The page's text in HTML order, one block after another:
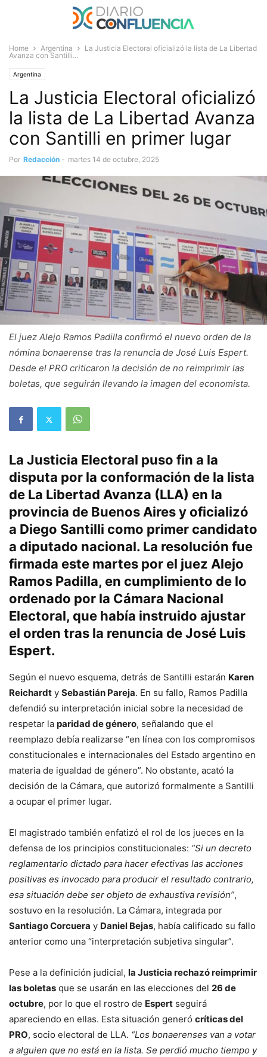
Home Argentina
La Justicia Electoral oficializó la lista de La Libertad
Avanza con Santilli...
Argentina
La Justicia Electoral oficializó
la lista de La Libertad Avanza
con Santilli en primer lugar
Por Redacción - martes 14 de octubre, 2025
El juez Alejo Ramos Padilla confirmó el nuevo orden de la
nómina bonaerense tras la renuncia de José Luis Espert.
Desde el PRO criticaron la decisión de no reimprimir las
boletas, que seguirán llevando la imagen del economista.
La Justicia Electoral puso fin a la
disputa por la conformación de la lista
de La Libertad Avanza (LLA) en la
provincia de Buenos Aires y oficializó
a Diego Santilli como primer candidato
a diputado nacional. La resolución fue
firmada este martes por el juez Alejo
Ramos Padilla, en cumplimiento de lo
ordenado por la Cámara Nacional
Electoral, que había instruido ajustar
el orden tras la renuncia deJosé Luis
Espert.
Según el nuevo esquema, detrás de Santilli estarán Karen
Reichardt y Sebastián Pareja. En su fallo, Ramos Padilla
defendió su interpretación inicial sobre la necesidad de
respetar la paridad de género, señalando que el
reemplazo debía realizarse “en línea con los compromisos
constitucionales e internacionales del Estado argentino en
materia de igualdad de género”. No obstante, acató la
decisión de la Cámara, que autorizó formalmente a Santilli
a ocupar el primer lugar.
El magistrado también enfatizó el rol de los jueces en la
defensa de los principios constitucionales: “Si un decreto
reglamentario dictado para hacer efectivas las acciones
positivas es invocado para producir el resultado contrario,
esa situación debe ser objeto de exhaustiva revisión”,
sostuvo en la resolución. La Cámara, integrada por
Santiago Corcuera y Daniel Bejas, había calificado su fallo
anterior como una “interpretación subjetiva singular”.
Pese a la definición judicial, la Justicia rechazó reimprimir
las boletas que se usarán en las elecciones del 26 de
octubre, por lo que el rostro de Espert seguirá
apareciendo en ellas. Esta situación generó críticas del
PRO, socio electoral de LLA. “Los bonaerenses van a votar
a alguien que no está en la lista. Se perdió mucho tiempo y